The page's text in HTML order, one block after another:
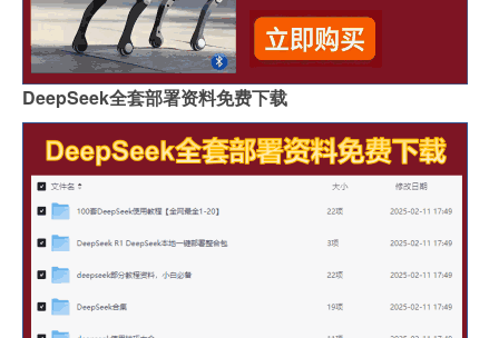
DeepSeek全套部署资料免费下载